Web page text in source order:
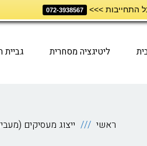
התחייבות >>> 072-3938567
ליטיגציה מסחרית
ראשי ייצוג מעסיקים